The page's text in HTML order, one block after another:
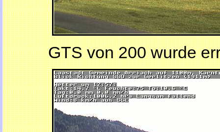
GTS von 200 wurde